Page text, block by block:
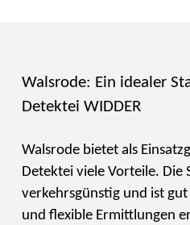
Walsrode: Ein idealer
Detektei WIDDER
Walsrode bietet als
Detektei viele Vorteile. Die
verkehrsgünstig und ist
und flexible Ermittlungen